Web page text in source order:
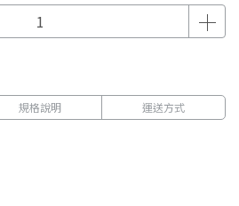
規格說明 運送方式